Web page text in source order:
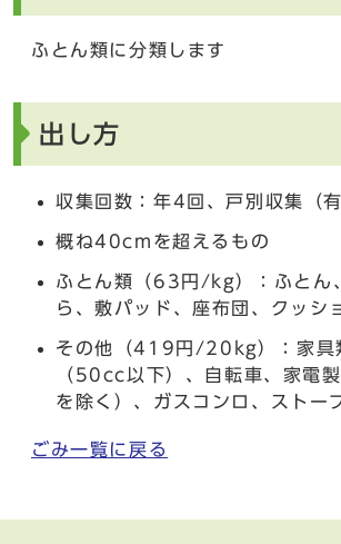
ふとん類に分類します
出し方
収集回数：年4回、戸別収集（有
概ね40cmを超えるもの
ふとん類（63円/kg）：ふとん
ら、敷パッド、座布団、クッシ
その他（419円/20kg）：家具
（50cc以下）、自転車、家電
を除く）、ガスコンロ、ストー
ごみ一覧に戻る